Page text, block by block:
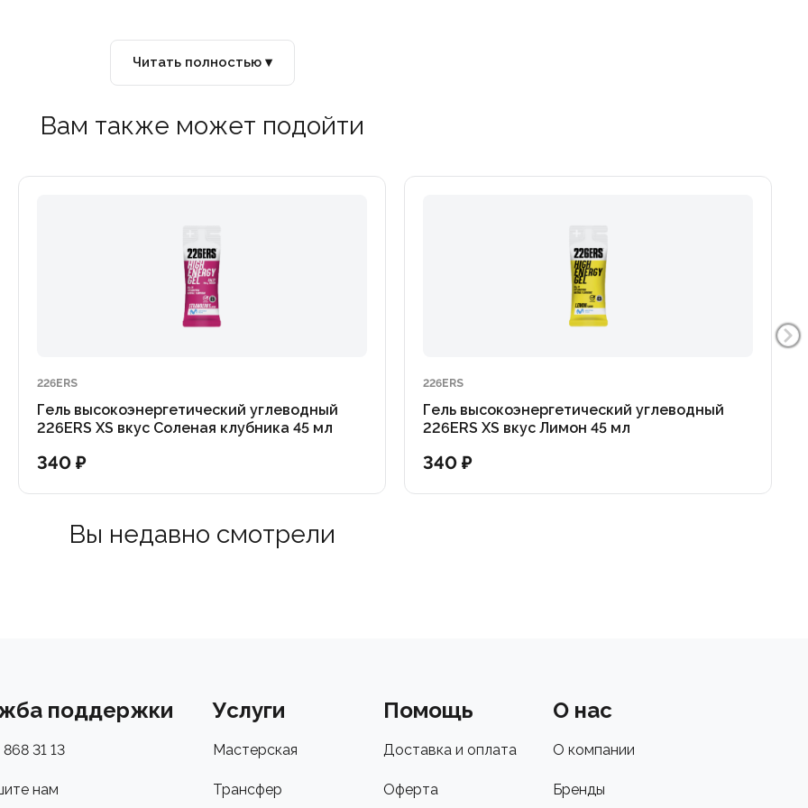
Читать полностью ▾
Вам также может подойти
226ERS
Гель высокоэнергетический углеводный
226ERS XS вкус Соленая клубника 45 мл
340 ₽
226ERS
Гель высокоэнергетический углеводный
226ERS XS вкус Лимон 45 мл
340 ₽
Вы недавно смотрели
поддержки
868 31 13
нам
Услуги
Мастерская
Трансфер
Помощь
Доставка и оплата
Оферта
О нас
О компании
Бренды